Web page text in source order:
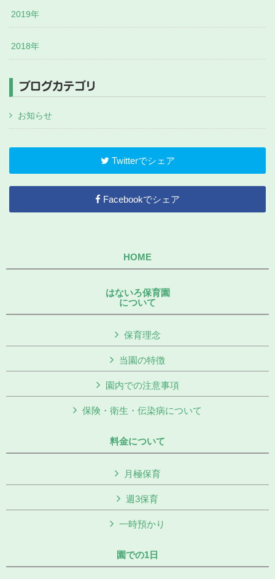
2019年
2018年
ブログカテゴリ
お知らせ
Twitterでシェア
Facebookでシェア
HOME
はないろ保育園
について
保育理念
当園の特徴
園内での注意事項
保険・衛生・伝染病について
料金について
月極保育
週3保育
一時預かり
園での1日